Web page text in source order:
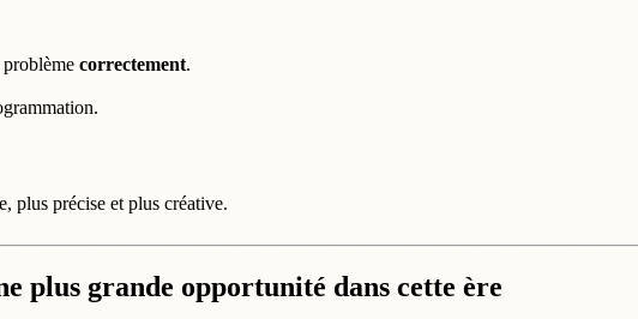
correctement.
plus précise et plus créative.
plus grande opportunité dans cette ère